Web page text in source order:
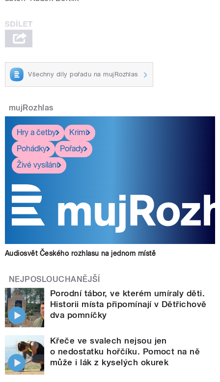
Všechny díly pořadu na mujRozhlas
mujRozhlas
Hry a četby
Krimi
Pohádky
Pořady
Živé vysílání
Audiosvět Českého rozhlasu na jednom místě
NEJPOSLOUCHANĚJŠÍ
Porodní tábor, ve kterém umíraly děti.
Historii místa připomínají v Dětřichově
dva pomníčky
Křeče ve svalech nejsou jen
o nedostatku hořčíku. Pomoct na ně
může i lák z kyselých okurek